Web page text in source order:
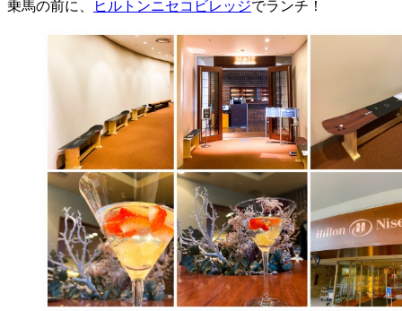
乗馬の前に、 ヒルトンニセコビレッジでランチ！